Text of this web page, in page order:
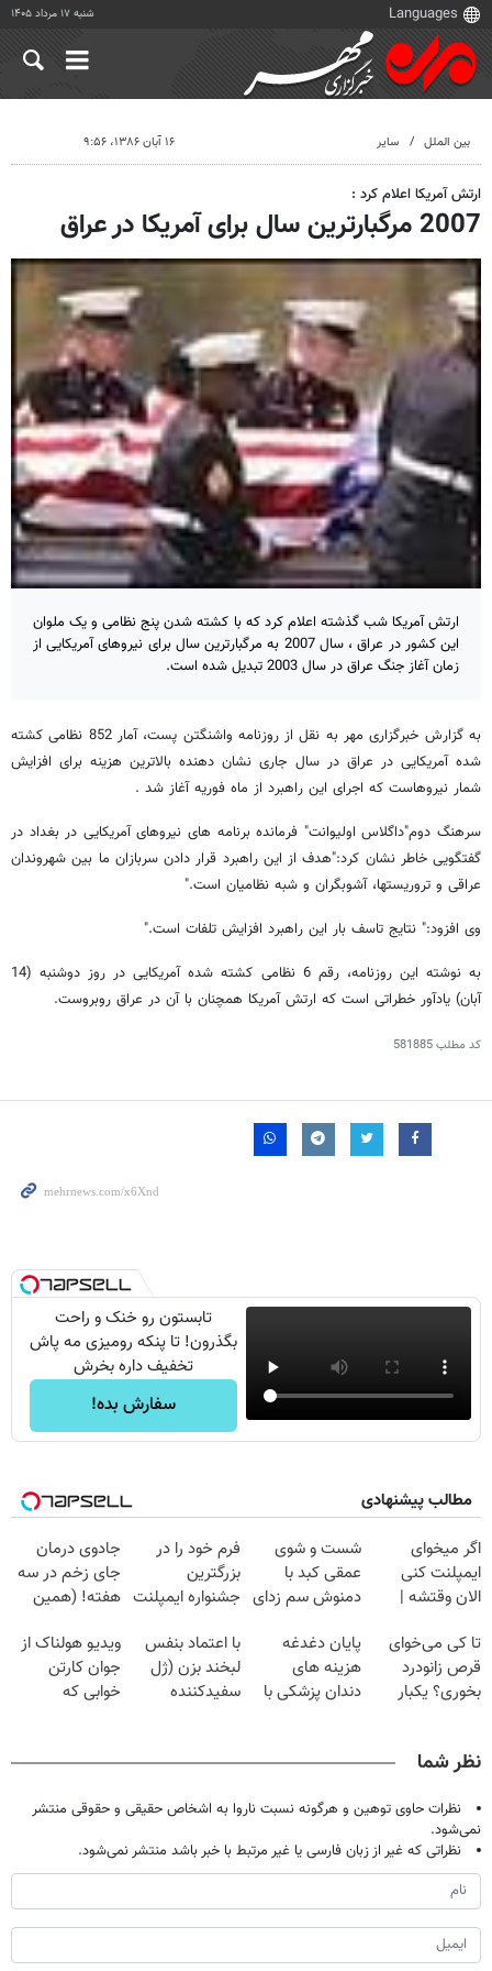
شنبه ۱۷ مرداد ۱۴۰۵
بین الملل سایر ۱۶ آبان ۱۳۸۶، ۹:۵۶
ارتش آمریکا اعلام کرد :
2007 مرگبارترین سال برای آمریکا در عراق
ارتش آمریکا شب گذشته اعلام کرد که با کشته شدن پنج نظامی و یک ملوان
این کشور در عراق ، سال 2007 به مرگبارترین سال برای نیروهای آمریکایی از
زمان آغاز جنگ عراق در سال 2003 تبدیل شده است.
به گزارش خبرگزاری مهر به نقل از روزنامه واشنگتن پست، آمار 852 نظامی کشته
شده آمریکایی در عراق در سال جاری نشان دهنده بالاترین هزینه برای افزایش
شمار نیروهاست که اجرای این راهبرد از ماه فوریه آغاز شد .
سرهنگ دوم"داگلاس اولیوانت" فرمانده برنامه های نیروهای آمریکایی در بغداد در
گفتگویی خاطر نشان کرد:"هدف از این راهبرد قرار دادن سربازان ما بین شهروندان
عراقی و تروریستها، آشوبگران و شبه نظامیان است."
وی افزود:" نتایج تاسف بار این راهبرد افزایش تلفات است."
به نوشته این روزنامه، رقم 6 نظامی کشته شده آمریکایی در روز دوشنبه (14
آبان) یادآور خطراتی است که ارتش آمریکا همچنان با آن در عراق روبروست.
کد مطلب581885
تابستون رو خنک و راحت
بگذرون! تا پنکه رومیزی مه پاش
تخفیف داره بخرش
سفارش بده!
مطالب پیشنهادی
اگر میخوای
ایمپلنت کنی
الان وقتشه |
میلیون تومان!!!
شست و شوی
عمقی کبد با
دمنوش سم زدای
فرم خود را در
بزرگترین
جشنواره ایمپلنت
فقط ۲۵ میلیون
جادوی درمان
جای زخم در سه
هفته! (همین
صحبت کنید)
تا کی می‌خوای
قرص زانودرد
بخوری؟ یکبار
پایان دغدغه
هزینه های
دندان پزشکی با
با اعتماد بنفس
لبخند بزن (ژل
سفیدکننده
ویدیو هولناک از
جوان کارتن
خوابی که
نظر شما
نظرات حاوی توهین و هرگونه نسبت ناروا به اشخاص حقیقی و حقوقی منتشر
نمی‌شود.
نظراتی که غیر از زبان فارسی یا غیر مرتبط با خبر باشد منتشر نمی‌شود.